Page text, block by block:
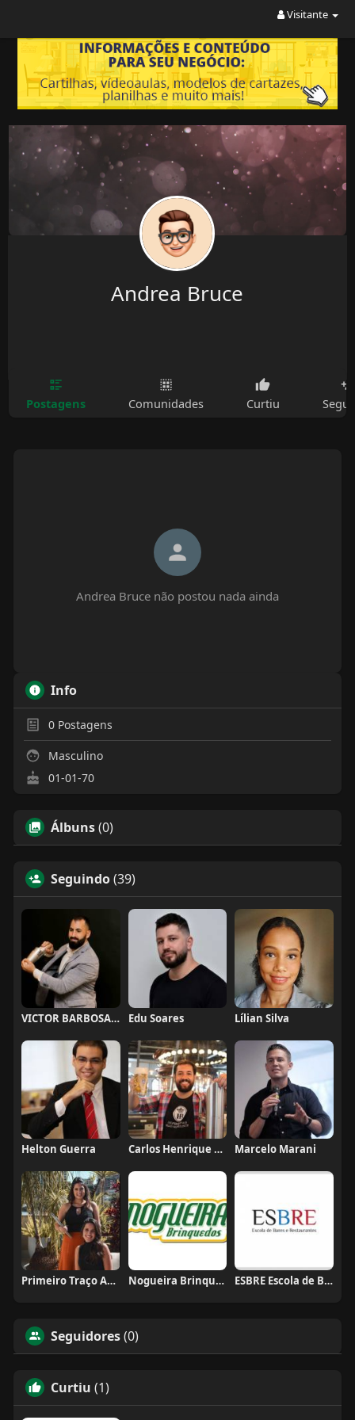
Visitante
Andrea Bruce
Postagens Comunidades Curtiu
Andrea Bruce não postou nada ainda
Info
0Postagens
Masculino
01-01-70
Álbuns(0)
Seguindo(39)
VICTOR BARBOSA QUARANTA Edu Soares Lílian Silva
Helton Guerra Carlos Henrique de Faria Vasconcelos Marcelo Marani
Primeiro Traço Arquitetura Nogueira Brinquedos ESBRE Escola de Bares e Restaurantes
Seguidores(0)
Curtiu (1)